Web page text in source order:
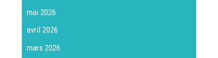
mai 2026
avril 2026
mars 2026